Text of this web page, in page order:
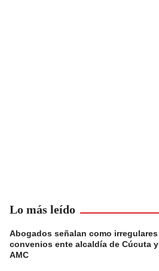
Lo más leído
Abogados señalan como irregulares
convenios ente alcaldía de Cúcuta y
AMC